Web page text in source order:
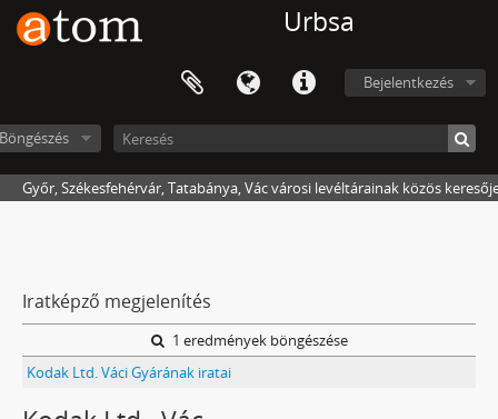
Urbsa
Bejelentkezés
Győr, Székesfehérvár, Tatabánya, Vác városi levéltárainak közös
Iratképző megjelenítés
1 eredmények böngészése
Kodak Ltd. Váci Gyárának iratai